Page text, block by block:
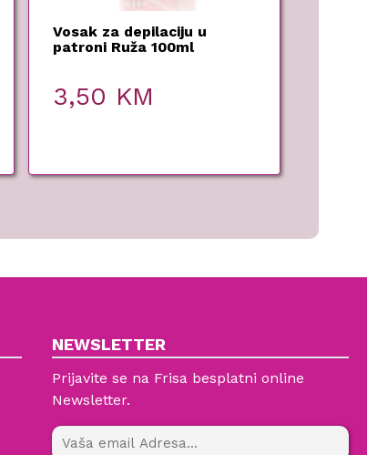
Vosak za depilaciju u
patroni Ruža 100ml
3,50 KM
NEWSLETTER
Prijavite se na Frisa besplatni online
Newsletter.